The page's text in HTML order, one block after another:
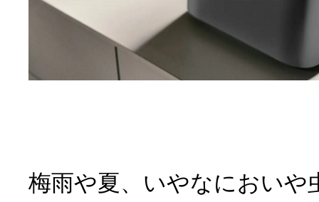
梅雨や夏、いやなにおいや